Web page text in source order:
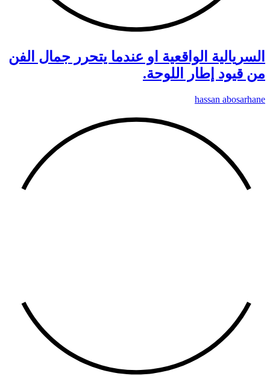
السريالية الواقعية او عندما يتحرر جمال الفن
من قيود إطار اللوحة.
hassan abosarhane